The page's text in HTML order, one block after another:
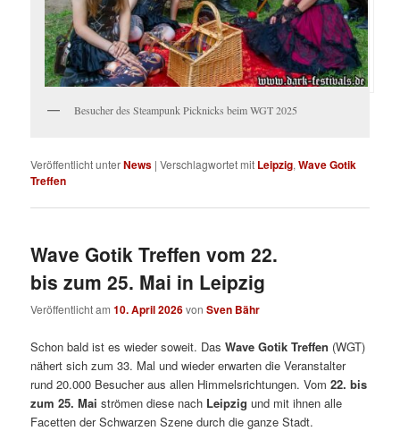
Besucher des Steampunk Picknicks beim WGT 2025
Veröffentlicht unterNews |Verschlagwortet mit Leipzig,Wave Gotik
Treffen
Wave Gotik Treffen vom 22.
bis zum 25. Mai in Leipzig
Veröffentlicht am10. April 2026vonSven Bähr
Schon bald ist es wieder soweit. DasWave Gotik Treffen (WGT)
nähert sich zum 33. Mal und wieder erwarten die Veranstalter
rund 20.000 Besucher aus allen Himmelsrichtungen. Vom22. bis
zum 25. Mai strömen diese nach Leipzig und mit ihnen alle
Facetten der Schwarzen Szene durch die ganze Stadt.